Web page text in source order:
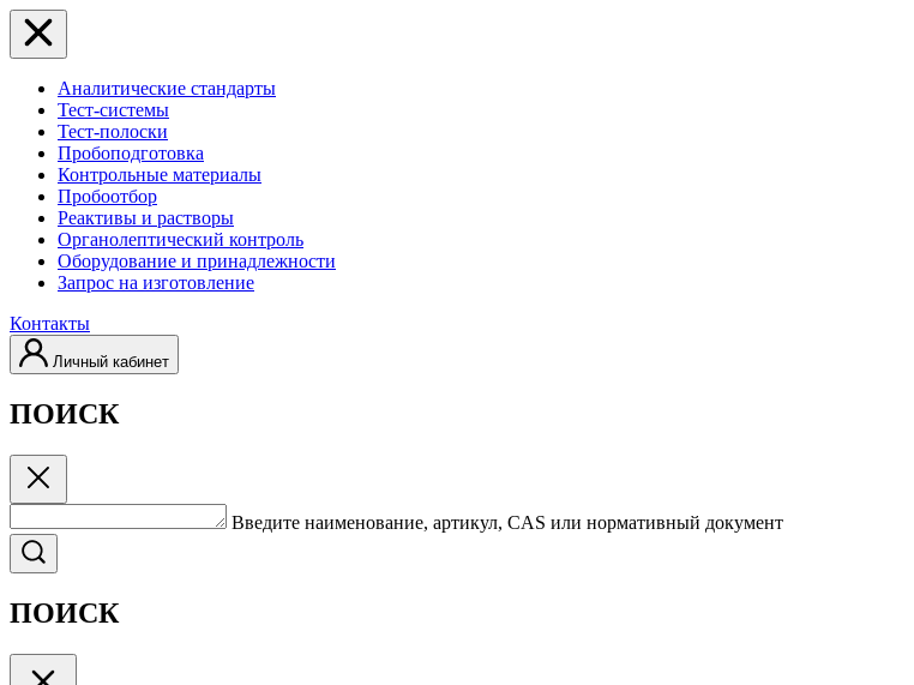
Аналитические стандарты
Тест-системы
Тест-полоски
Пробоподготовка
Контрольные материалы
Пробоотбор
Реактивы и растворы
Органолептический контроль
Оборудование и принадлежности
Запрос на изготовление
Контакты
Личный кабинет
ПОИСК
Введите наименование, артикул, CAS или нормативный документ
ПОИСК